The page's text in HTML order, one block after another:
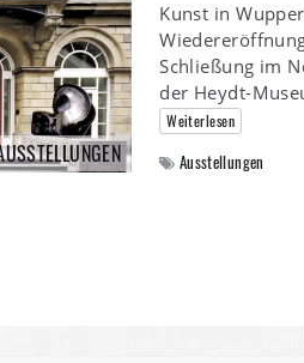
Kunst in
Schließung im
der Heydt-
Weiterlesen
Ausstellungen